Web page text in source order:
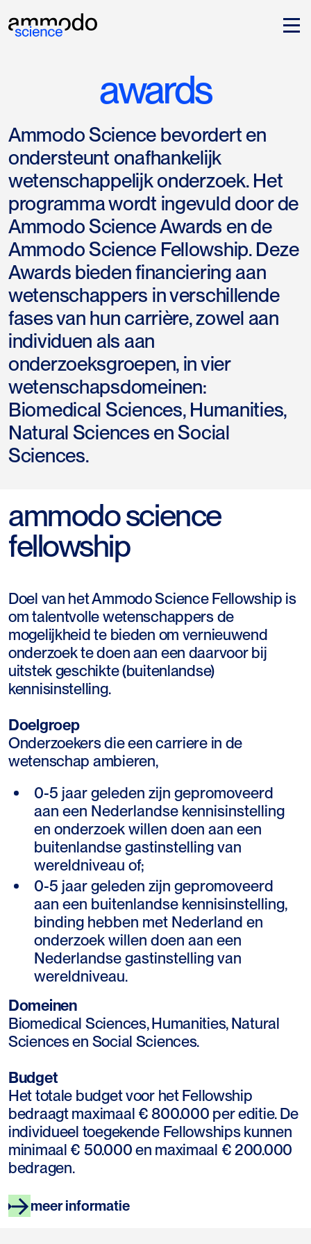
awards
Ammodo Science bevordert en
ondersteunt onafhankelijk
wetenschappelijk onderzoek. Het
programma wordt ingevuld door de
Ammodo Science Awards en de
Ammodo Science Fellowship. Deze
Awards bieden financiering aan
wetenschappers in verschillende
fases van hun carrière, zowel aan
individuen als aan
onderzoeksgroepen, in vier
wetenschapsdomeinen:
Biomedical Sciences, Humanities,
Natural Sciences en Social
Sciences.
ammodo science
fellowship
Doel van het Ammodo Science Fellowship is
om talentvolle wetenschappers de
mogelijkheid te bieden om vernieuwend
onderzoek te doen aan een daarvoor bij
uitstek geschikte (buitenlandse)
kennisinstelling.
Doelgroep
Onderzoekers die een carriere in de
wetenschap ambieren,
0-5 jaar geleden zijn gepromoveerd
aan een Nederlandse kennisinstelling
en onderzoek willen doen aan een
buitenlandse gastinstelling van
wereldniveau of;
0-5 jaar geleden zijn gepromoveerd
aan een buitenlandse kennisinstelling,
binding hebben met Nederland en
onderzoek willen doen aan een
Nederlandse gastinstelling van
wereldniveau.
Domeinen
Biomedical Sciences, Humanities, Natural
Sciences en Social Sciences.
Budget
Het totale budget voor het Fellowship
bedraagt maximaal € 800.000 per editie. De
individueel toegekende Fellowships kunnen
minimaal € 50.000 en maximaal € 200.000
bedragen.
meer informatie